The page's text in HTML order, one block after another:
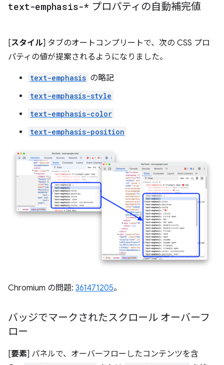
text-emphasis-* プロパティの自動補完値
[スタイル] タブのオートコンプリートで、次の CSS プロ
パティの値が提案されるようになりました。
text-emphasis の略記
text-emphasis-style
text-emphasis-color
text-emphasis-position
Chromium の問題: 361471205。
バッジでマークされたスクロール オーバーフ
ロー
[要素] パネルで、オーバーフローしたコンテンツを含